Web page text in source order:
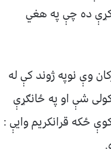
کړې ده چې په هغي
وې نوپه ژوند کې له
شې او په ځانګړې
ځکه قرانکریم وایې :
.